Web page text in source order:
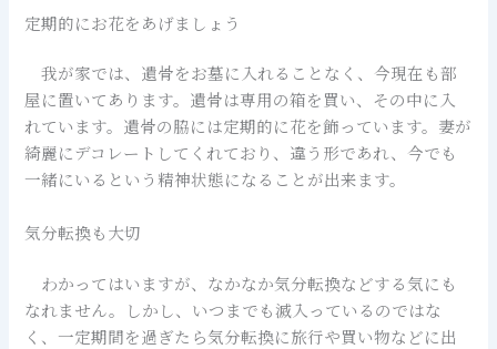
定期的にお花をあげましょう
我が家では、遺骨をお墓に入れることなく、今現在も部
屋に置いてあります。遺骨は専用の箱を買い、その中に入
れています。遺骨の脇には定期的に花を飾っています。妻が
綺麗にデコレートしてくれており、違う形であれ、今でも
一緒にいるという精神状態になることが出来ます。
気分転換も大切
わかってはいますが、なかなか気分転換などする気にも
なれません。しかし、いつまでも滅入っているのではな
く、一定期間を過ぎたら気分転換に旅行や買い物などに出